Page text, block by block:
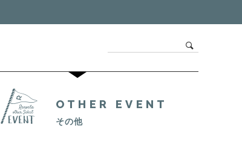
OTHER EVENT
その他